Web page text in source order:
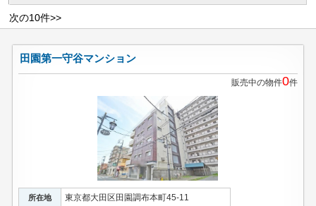
次の10件>>
田園第一守谷マンション
販売中の物件0件
所在地 東京都大田区田園調布本町45-11